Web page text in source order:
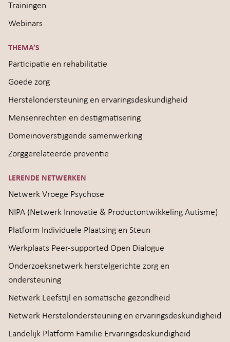
Trainingen
Webinars
THEMA’S
Participatie en rehabilitatie
Goede zorg
Herstelondersteuning en ervaringsdeskundigheid
Mensenrechten en destigmatisering
Domeinoverstijgende samenwerking
Zorggerelateerde preventie
LERENDE NETWERKEN
Netwerk Vroege Psychose
NIPA (Netwerk Innovatie & Productontwikkeling Autisme)
Platform Individuele Plaatsing en Steun
Werkplaats Peer-supported Open Dialogue
Onderzoeksnetwerk herstelgerichte zorg en
ondersteuning
Netwerk Leefstijl en somatische gezondheid
Netwerk Herstelondersteuning en ervaringsdeskundigheid
Landelijk Platform Familie Ervaringsdeskundigheid